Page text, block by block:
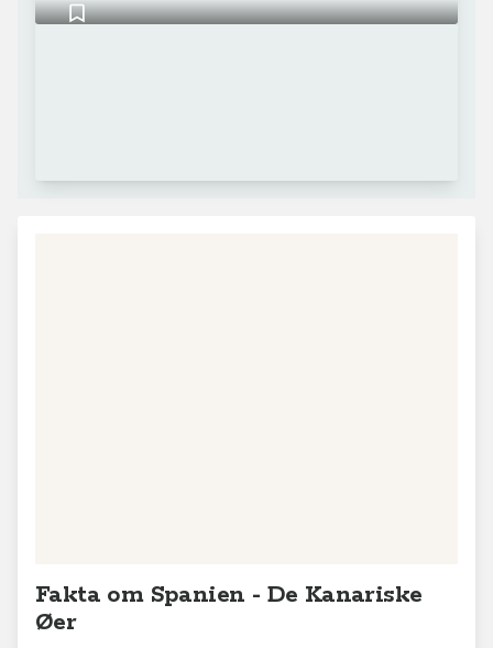
Fakta om Spanien - De Kanariske
Øer